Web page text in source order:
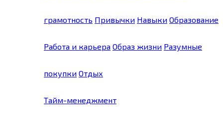
грамотность Привычки Навыки Образование
Работа и карьера Образ жизни Разумные
покупки Отдых
Тайм-менеджмент